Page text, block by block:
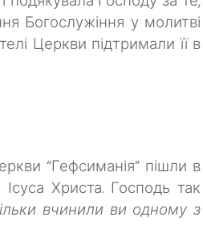
Богослужіння у молитві
Церкви підтримали її в
“Гефсиманія” пішли в
Ісуса Христа. Господь так
вчинили ви одному з